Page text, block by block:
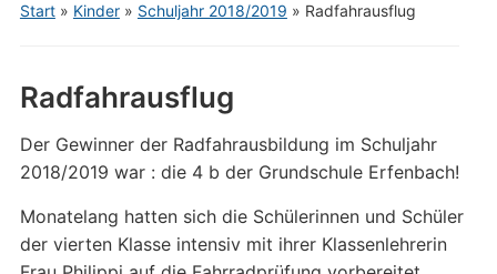
Start» Kinder» Schuljahr 2018/2019 » Radfahrausflug
Radfahrausflug
Der Gewinner der Radfahrausbildung im Schuljahr
2018/2019 war : die 4 b der Grundschule Erfenbach!
Monatelang hatten sich die Schülerinnen und Schüler
der vierten Klasse intensiv mit ihrer Klassenlehrerin